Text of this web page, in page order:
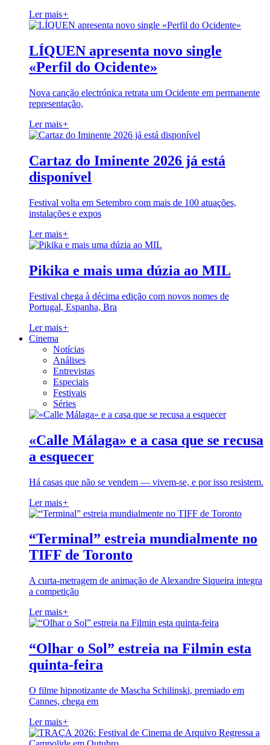
Ler mais+
LÍQUEN apresenta novo single
«Perfil do Ocidente»
Nova canção electrónica retrata um Ocidente em permanente
representação,
Ler mais+
Cartaz do Iminente 2026 já está
disponível
Festival volta em Setembro com mais de 100 atuações,
instalações e expos
Ler mais+
Pikika e mais uma dúzia ao MIL
Festival chega à décima edição com novos nomes de
Portugal, Espanha, Bra
Ler mais+
Cinema
Notícias
Análises
Entrevistas
Especiais
Festivais
Séries
«Calle Málaga» e a casa que se recusa
a esquecer
Há casas que não se vendem — vivem-se, e por isso resistem.
Ler mais+
“Terminal” estreia mundialmente no
TIFF de Toronto
A curta-metragem de animação de Alexandre Siqueira integra
a competição
Ler mais+
“Olhar o Sol” estreia na Filmin esta
quinta-feira
O filme hipnotizante de Mascha Schilinski, premiado em
Cannes, chega em
Ler mais+